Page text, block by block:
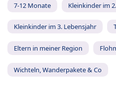
7-12 Monate Kleinkinder im
Kleinkinder im 3. Lebensjahr
Eltern in meiner Region
Wichteln, Wanderpakete & Co